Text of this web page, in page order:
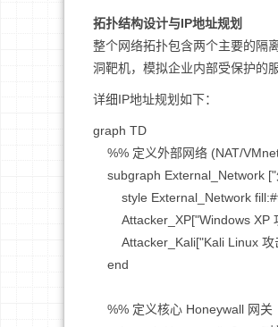
拓扑结构设计与IP地址规划
整个网络拓扑包含两个主要的隔
洞靶机，模拟企业内部受保护的
详细IP地址规划如下：
graph TD